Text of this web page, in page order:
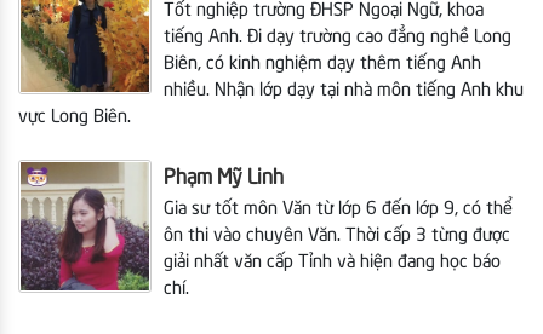
Tốt nghiệp trường ĐHSP Ngoại Ngữ, khoa
tiếng Anh. Đi dạy trường cao đẳng nghề Long
Biên, có kinh nghiệm dạy thêm tiếng Anh
nhiều. Nhận lớp dạy tại nhà môn tiếng Anh khu
vực Long Biên.
Phạm Mỹ Linh
Gia sư tốt môn Văn từ lớp 6 đến lớp 9, có thể
ôn thi vào chuyên Văn. Thời cấp 3 từng được
giải nhất văn cấp Tỉnh và hiện đang học báo
chí.